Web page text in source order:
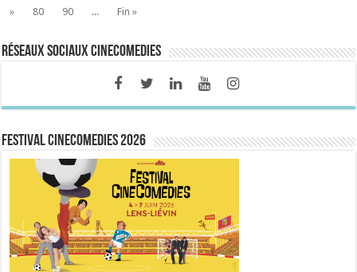
»
80 90 ... Fin »
Réseaux sociaux CineComedies
FESTIVAL CINECOMEDIES 2026